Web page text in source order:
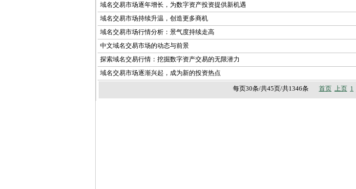
域名交易市场逐年增长，为数字资产投资提供新机遇
域名交易市场持续升温，创造更多商机
域名交易市场行情分析：景气度持续走高
中文域名交易市场的动态与前景
探索域名交易行情：挖掘数字资产交易的无限潜力
域名交易市场逐渐兴起，成为新的投资热点
每页30条/共45页/共1346条 首页 上页 1